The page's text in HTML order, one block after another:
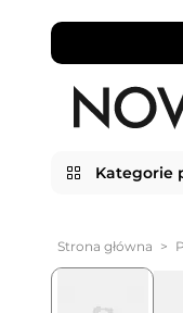
Kategorie
Strona główna >